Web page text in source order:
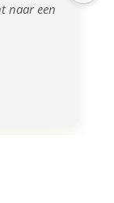
naar een